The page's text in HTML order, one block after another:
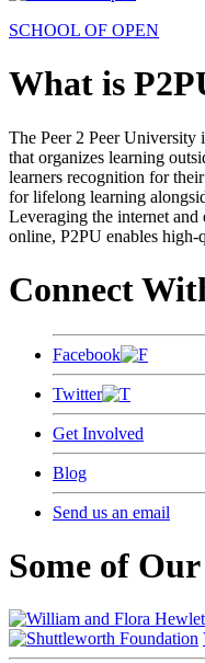
SCHOOL OF OPEN
What is
The Peer 2 Peer University
that organizes learning
learners recognition for
for lifelong learning
Leveraging the internet
online, P2PU enables
Connect
Facebook
Twitter
Get Involved
Blog
Send us an email
Some of